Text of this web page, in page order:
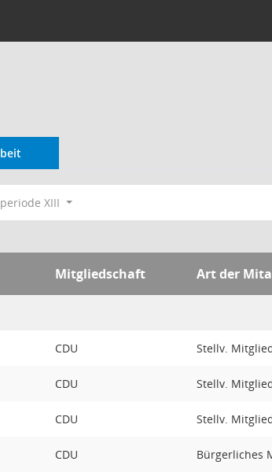
XIII
Mitgliedschaft Art der
CDU Stellv.
CDU Stellv.
CDU Stellv.
CDU Bürgerliches